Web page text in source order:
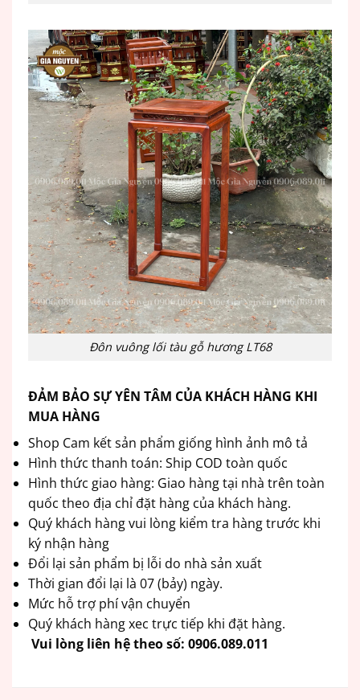
Đôn vuông lối tàu gỗ hương LT68
ĐẢM BẢO SỰ YÊN TÂM CỦA KHÁCH HÀNG KHI
MUA HÀNG
Shop Cam kết sản phẩm giống hình ảnh mô tả
Hình thức thanh toán: Ship COD toàn quốc
Hình thức giao hàng: Giao hàng tại nhà trên toàn
quốc theo địa chỉ đặt hàng của khách hàng.
Quý khách hàng vui lòng kiểm tra hàng trước khi
ký nhận hàng
Đổi lại sản phẩm bị lỗi do nhà sản xuất
Thời gian đổi lại là 07 (bảy) ngày.
Mức hỗ trợ phí vận chuyển
Quý khách hàng xec trực tiếp khi đặt hàng.
Vui lòng liên hệ theo số: 0906.089.011